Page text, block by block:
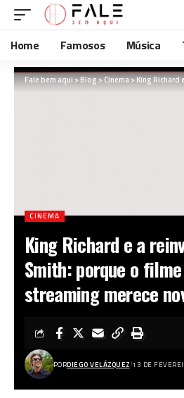
Home Famosos Música
Fale bem aqui>Blog>Cinema>King Richard e a reinvenção de
CINEMA
King Richard e a
Smith: porque o
streaming merece
PORDIEGO VELÁZQUEZ 13 DE